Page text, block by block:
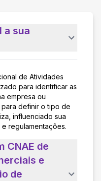
a sua
de Atividades
para identificar as
empresa ou
definir o tipo de
influenciado sua
regulamentações.
CNAE de
e
de